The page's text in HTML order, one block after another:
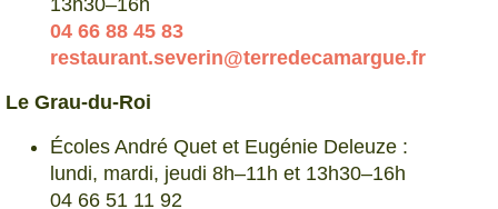
13h30–16h
04 66 88 45 83
restaurant.severin@terredecamargue.fr
Le Grau-du-Roi
Écoles André Quet et Eugénie Deleuze :
lundi, mardi, jeudi 8h–11h et 13h30–16h
04 66 51 11 92